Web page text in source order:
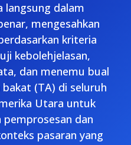
langsung dalam
mengesahkan
kriteria
kebolehjelasan,
dan menemu bual
(TA) di seluruh
Utara untuk
pemprosesan dan
pasaran yang